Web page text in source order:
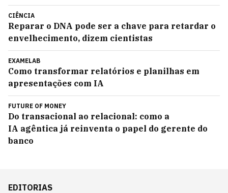
CIÊNCIA
Reparar o DNA pode ser a chave para retardar o
envelhecimento, dizem cientistas
EXAMELAB
Como transformar relatórios e planilhas em
apresentações com IA
FUTURE OF MONEY
Do transacional ao relacional: como a
IA agêntica já reinventa o papel do gerente do
banco
EDITORIAS